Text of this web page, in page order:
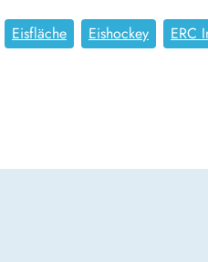
Eisfläche Eishockey ERC